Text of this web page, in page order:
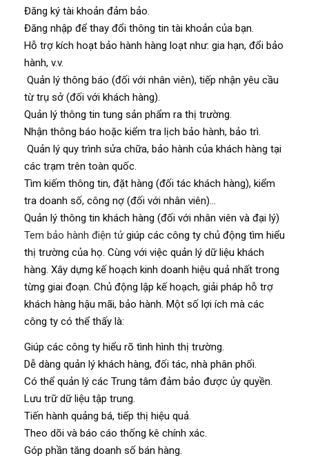
Đăng ký tài khoản đảm bảo.
Đăng nhập để thay đổi thông tin tài khoản của bạn.
Hỗ trợ kích hoạt bảo hành hàng loạt như: gia hạn, đổi bảo
hành, v.v.
Quản lý thông báo (đối với nhân viên), tiếp nhận yêu cầu
từ trụ sở (đối với khách hàng).
Quản lý thông tin tung sản phẩm ra thị trường.
Nhận thông báo hoặc kiểm tra lịch bảo hành, bảo trì.
Quản lý quy trình sửa chữa, bảo hành của khách hàng tại
các trạm trên toàn quốc.
Tìm kiếm thông tin, đặt hàng (đối tác khách hàng), kiểm
tra doanh số, công nợ (đối với nhân viên)…
Quản lý thông tin khách hàng (đối với nhân viên và đại lý)
Tem bảo hành điện tửgiúp các công ty chủ động tìm hiểu
thị trường của họ. Cùng với việc quản lý dữ liệu khách
hàng. Xây dựng kế hoạch kinh doanh hiệu quả nhất trong
từng giai đoạn. Chủ động lập kế hoạch, giải pháp hỗ trợ
khách hàng hậu mãi, bảo hành. Một số lợi ích mà các
công ty có thể thấy là:
Giúp các công ty hiểu rõ tình hình thị trường.
Dễ dàng quản lý khách hàng, đối tác, nhà phân phối.
Có thể quản lý các Trung tâm đảm bảo được ủy quyền.
Lưu trữ dữ liệu tập trung.
Tiến hành quảng bá, tiếp thị hiệu quả.
Theo dõi và báo cáo thống kê chính xác.
Góp phần tăng doanh số bán hàng.